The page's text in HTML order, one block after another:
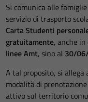
Si comunica alle
servizio di trasporto
Carta Studenti
gratuitamente, anche in
linee Amt, sino al 30/
A tal proposito, si
modalità di
attivo sul territorio